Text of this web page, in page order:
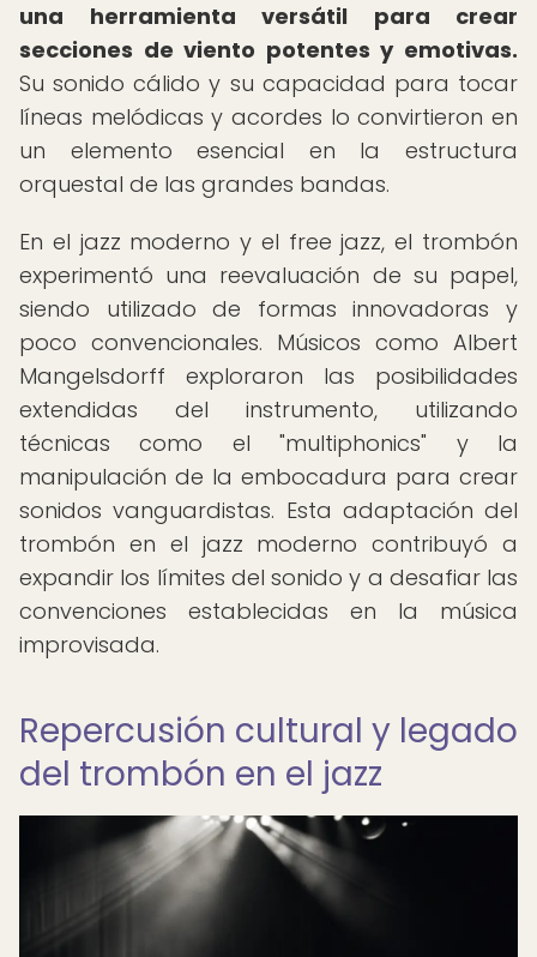
una herramienta versátil para crear
secciones de viento potentes y emotivas.
Su sonido cálido y su capacidad para tocar
líneas melódicas y acordes lo convirtieron en
un elemento esencial en la estructura
orquestal de las grandes bandas.
En el jazz moderno y el free jazz, el trombón
experimentó una reevaluación de su papel,
siendo utilizado de formas innovadoras y
poco convencionales. Músicos como Albert
Mangelsdorff exploraron las posibilidades
extendidas del instrumento, utilizando
técnicas como el "multiphonics" y la
manipulación de la embocadura para crear
sonidos vanguardistas. Esta adaptación del
trombón en el jazz moderno contribuyó a
expandir los límites del sonido y a desafiar las
convenciones establecidas en la música
improvisada.
Repercusión cultural y legado
del trombón en el jazz